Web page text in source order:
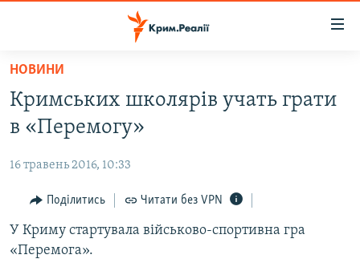
Перейти
основного
матеріалу
до
навігації
Перейти
до
ВОДА.КРИМ
ВІДЕО ТА ФОТО
ПОЛІТИКА
БЛОГИ
ПОГЛЯД
ІНТЕРВ'Ю
НОВИНИ
Кримських школярів учать грати
в «Перемогу»
16 травень 2016, 10:33
Поділитись Читати без VPN
У Криму стартувала військово-спортивна гра
«Перемога».